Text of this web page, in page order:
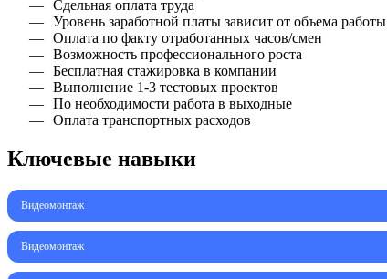
Сдельная оплата труда
Уровень заработной платы зависит от объема работы
Оплата по факту отработанных часов/смен
Возможность профессионального роста
Бесплатная стажировка в компании
Выполнение 1-3 тестовых проектов
По необходимости работа в выходные
Оплата транспортных расходов
Ключевые навыки
Видеомонтаж
Видеомонтаж